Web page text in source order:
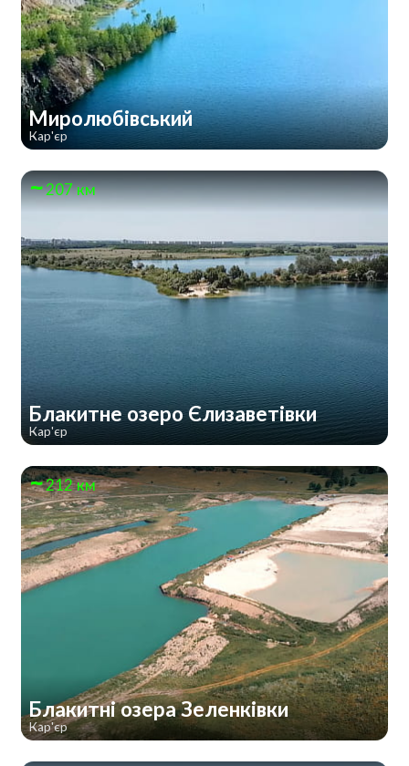
Миролюбівський
Кар'єр
207 км
Блакитне озеро Єлизаветівки
Кар'єр
212 км
Блакитні озера Зеленківки
Кар'єр